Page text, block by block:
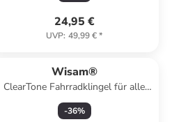
24,95 €
UVP: 49,99 €*
Wisam®
ClearTone Fahrradklingel für alle
Fahrradtypen mit Lenker Ø 22.2mm
Schwarz
-36%